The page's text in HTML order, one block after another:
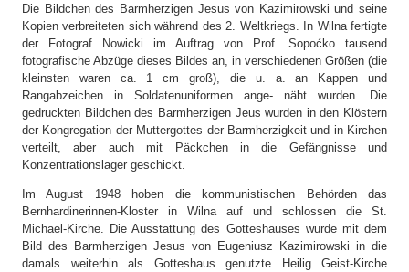
Die Bildchen des Barmherzigen Jesus von Kazimirowski und seine
Kopien verbreiteten sich während des 2. Weltkriegs. In Wilna fertigte
der Fotograf Nowicki im Auftrag von Prof. Sopoćko tausend
fotografische Abzüge dieses Bildes an, in verschiedenen Größen (die
kleinsten waren ca. 1 cm groß), die u. a. an Kappen und
Rangabzeichen in Soldatenuniformen ange- näht wurden. Die
gedruckten Bildchen des Barmherzigen Jeus wurden in den Klöstern
der Kongregation der Muttergottes der Barmherzigkeit und in Kirchen
verteilt, aber auch mit Päckchen in die Gefängnisse und
Konzentrationslager geschickt.
Im August 1948 hoben die kommunistischen Behörden das
Bernhardinerinnen-Kloster in Wilna auf und schlossen die St.
Michael-Kirche. Die Ausstattung des Gotteshauses wurde mit dem
Bild des Barmherzigen Jesus von Eugeniusz Kazimirowski in die
damals weiterhin als Gotteshaus genutzte Heilig Geist-Kirche